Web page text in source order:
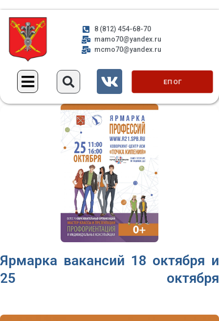
8 (812) 454-68-70
mamo70@yandex.ru
mcmo70@yandex.ru
ЕП ОГ
Ярмарка вакансий 18 октября и
25 октября